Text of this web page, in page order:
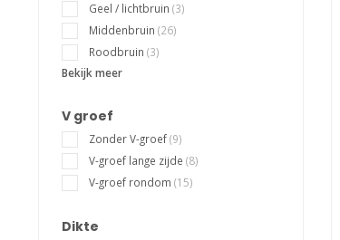
Geel / lichtbruin (3)
Middenbruin (26)
Roodbruin (3)
Bekijk meer
V groef
Zonder V-groef(9)
V-groef lange zijde (8)
V-groef rondom (15)
Dikte